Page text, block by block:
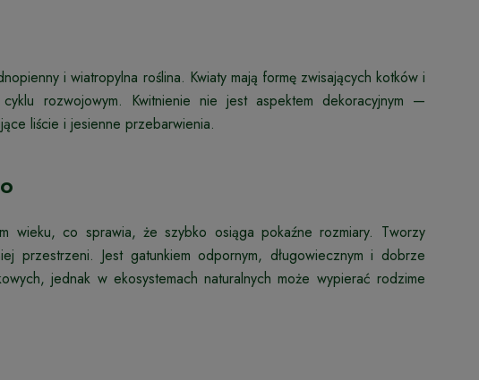
i wiatropylna roślina. Kwiaty mają formę zwisających kotków i
rozwojowym. Kwitnienie nie jest aspektem dekoracyjnym —
liście i jesienne przebarwienia.
wieku, co sprawia, że szybko osiąga pokaźne rozmiary. Tworzy
przestrzeni. Jest gatunkiem odpornym, długowiecznym i dobrze
jednak w ekosystemach naturalnych może wypierać rodzime